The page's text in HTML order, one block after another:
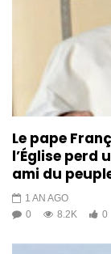
Le pape
l’Église perd
ami du
1 AN AGO
0
8.2K 0